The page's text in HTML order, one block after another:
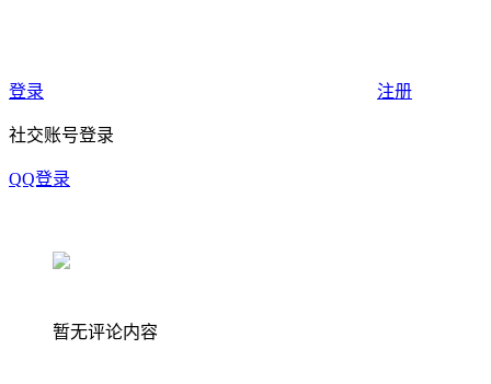
登录 注册
社交账号登录
QQ登录
暂无评论内容